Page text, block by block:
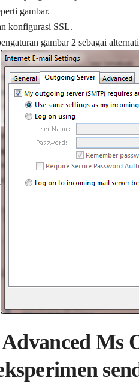
gambar.
konfigurasi SSL.
gambar 2 sebagai
Ms